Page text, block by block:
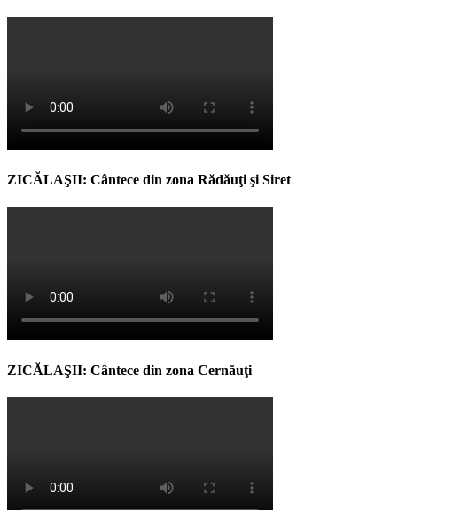
ZICĂLAŞII: Cântece din zona Rădăuţi şi Siret
ZICĂLAŞII: Cântece din zona Cernăuţi